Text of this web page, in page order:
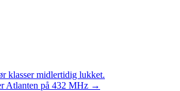
klasser midlertidig lukket.
Atlanten på 432 MHz →